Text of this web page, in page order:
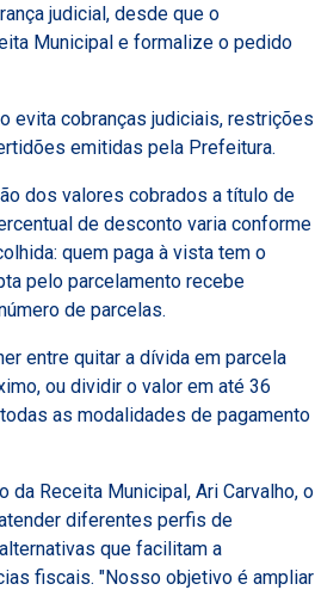
judicial, desde que o
Municipal e formalize o pedido
evita cobranças judiciais, restrições
emitidas pela Prefeitura.
dos valores cobrados a título de
de desconto varia conforme
quem paga à vista tem o
pelo parcelamento recebe
de parcelas.
entre quitar a dívida em parcela
ou dividir o valor em até 36
as modalidades de pagamento
da Receita Municipal, Ari Carvalho, o
diferentes perfis de
que facilitam a
fiscais. "Nosso objetivo é ampliar